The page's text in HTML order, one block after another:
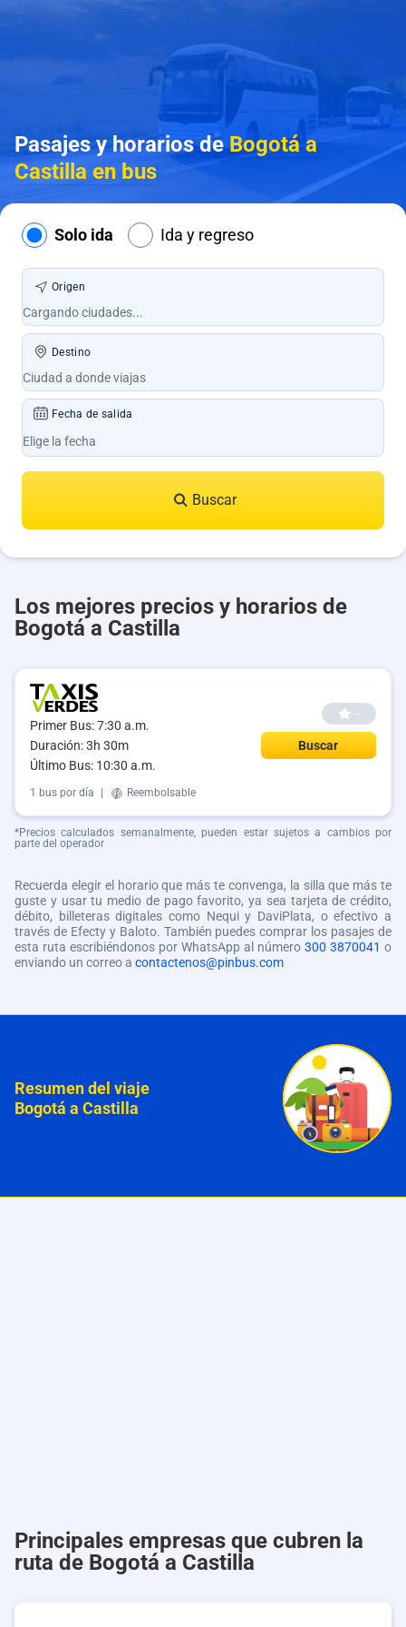
Pasajes y horarios deBogotá a
Castilla en bus
Solo ida Ida y regreso
Origen
Destino
Fecha de salida
Buscar
Los mejores precios y horarios de
Bogotá a Castilla
Primer Bus: 7:30 a.m.
Duración: 3h 30m
Último Bus: 10:30 a.m.
--
Buscar
1 bus por día Reembolsable
*Precios calculados semanalmente, pueden estar sujetos a cambios por
parte del operador
Recuerda elegir el horario que más te convenga, la silla que más te
guste y usar tu medio de pago favorito, ya sea tarjeta de crédito,
débito, billeteras digitales como Nequi y DaviPlata, o efectivo a
través de Efecty y Baloto. También puedes comprar los pasajes de
esta ruta escribiéndonos por WhatsApp al número 300 3870041 o
enviando un correo a contactenos@pinbus.com
Resumen del viaje
Bogotá a Castilla
Principales empresas que cubren la
ruta de Bogotá a Castilla